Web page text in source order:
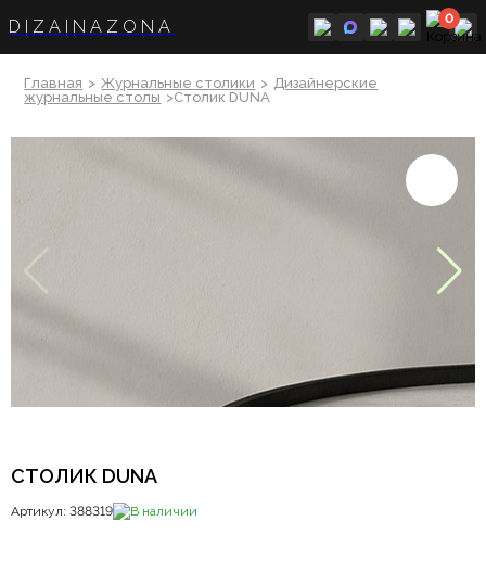
DIZAINAZONA 0
Главная > Журнальные столики > Дизайнерские
журнальные столы >Столик DUNA
СТОЛИК DUNA
Артикул: 388319 В наличии